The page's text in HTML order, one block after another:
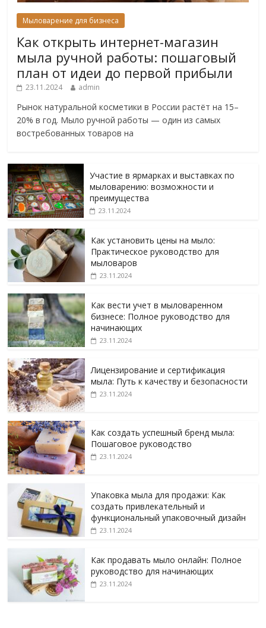
Мыловарение для бизнеса
Как открыть интернет-магазин
мыла ручной работы: пошаговый
план от идеи до первой прибыли
23.11.2024 admin
Рынок натуральной косметики в России растёт на 15–
20% в год. Мыло ручной работы — один из самых
востребованных товаров на
Участие в ярмарках и выставках по
мыловарению: возможности и
преимущества
23.11.2024
Как установить цены на мыло:
Практическое руководство для
мыловаров
23.11.2024
Как вести учет в мыловаренном
бизнесе: Полное руководство для
начинающих
23.11.2024
Лицензирование и сертификация
мыла: Путь к качеству и безопасности
23.11.2024
Как создать успешный бренд мыла:
Пошаговое руководство
23.11.2024
Упаковка мыла для продажи: Как
создать привлекательный и
функциональный упаковочный дизайн
23.11.2024
Как продавать мыло онлайн: Полное
руководство для начинающих
23.11.2024